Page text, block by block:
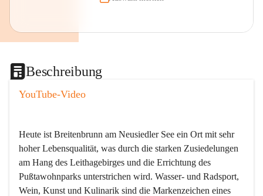
Beschreibung
YouTube-Video
Heute ist Breitenbrunn am Neusiedler See ein Ort mit sehr
hoher Lebensqualität, was durch die starken Zusiedelungen
am Hang des Leithagebirges und die Errichtung des
Pußtawohnparks unterstrichen wird. Wasser- und Radsport,
Wein, Kunst und Kulinarik sind die Markenzeichen eines